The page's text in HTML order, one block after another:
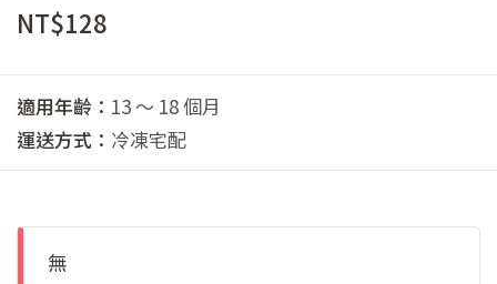
NT$128
適用年齡： 13 ～ 18 個月
運送方式： 冷凍宅配
無